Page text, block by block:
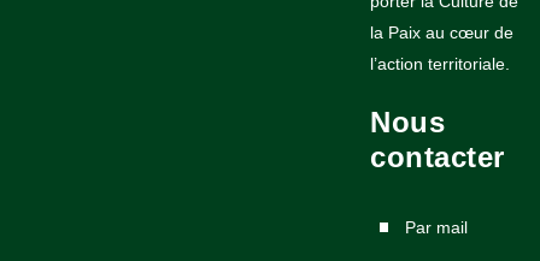
la Paix au cœur de
l’action territoriale.
Nous
contacter
Par mail